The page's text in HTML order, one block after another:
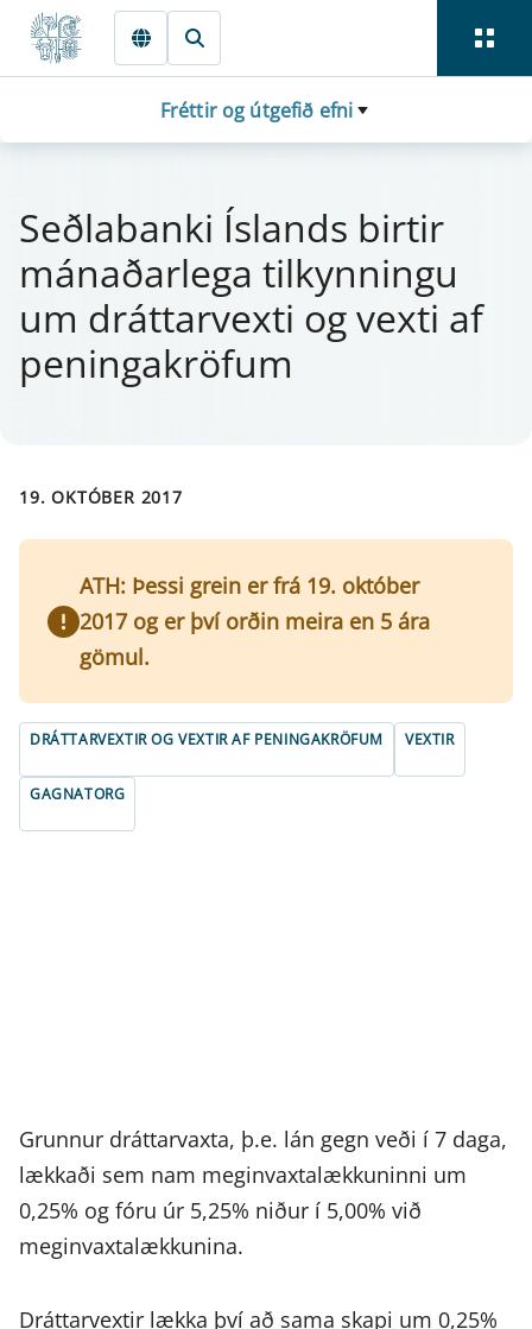
Fara beint í Meginmál
Fréttir og útgefið efni
Seðlaban­ki Íslands bi­rt­ir
mánaðar­lega til­kynn­ingu
um drá­tt­a­rvexti og vexti af
pen­inga­krö­f­um
19. OKTÓBER 2017
ATH: Þessi grein er frá 19. október
2017 og er því orðin meira en 5 ára
gömul.
DRÁTTARVEXTIR OG VEXTIR AF PENINGAKRÖFUM VEXTIR
GAGNATORG
Grunnur dráttarvaxta, þ.e. lán gegn veði í 7 daga,
lækkaði sem nam meginvaxtalækkuninni um
0,25% og fóru úr 5,25% niður í 5,00% við
meginvaxtalækkunina.
Dráttarvextir lækka því að sama skapi um 0,25%